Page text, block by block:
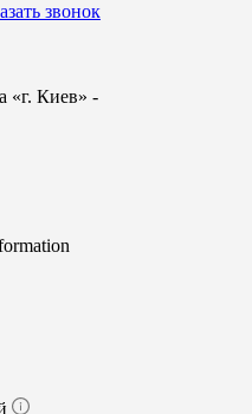
звонок
«г. Киев» -